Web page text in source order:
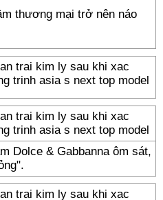
thương mại trở nên náo
Dolce & Gabbanna ôm sát,